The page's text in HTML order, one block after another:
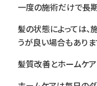
一度の施術だけで長
髪の状態によっては
うが良い場合もありま
髪質改善とホームケ